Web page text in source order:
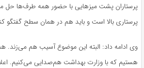
پرستاران پشت میزهایی با حضور همه طرف‌ها حل
پرستاری بالا است و باید هم در همان سطح گفتگو
وی ادامه داد: البته این موضوع آسیب‌ هم می‌زند.
هستیم که با وزارت بهداشت هم‌صدایی می‌کنیم.